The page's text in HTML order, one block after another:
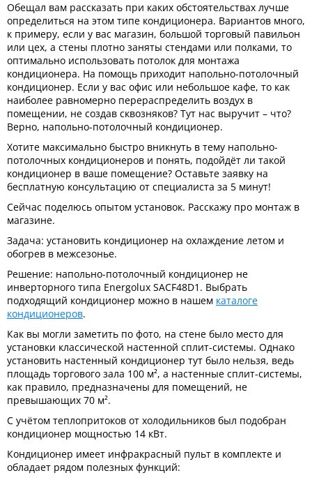
Обещал вам рассказать при каких обстоятельствах лучше
определиться на этом типе кондиционера. Вариантов много,
к примеру, если у вас магазин, большой торговый павильон
или цех, а стены плотно заняты стендами или полками, то
оптимально использовать потолок для монтажа
кондиционера. На помощь приходит напольно-потолочный
кондиционер. Если у вас офис или небольшое кафе, то как
наиболее равномерно перераспределить воздух в
помещении, не создав сквозняков? Тут нас выручит – что?
Верно, напольно-потолочный кондиционер.
Хотите максимально быстро вникнуть в тему напольно-
потолочных кондиционеров и понять, подойдёт ли такой
кондиционер в ваше помещение? Оставьте заявку на
бесплатную консультацию от специалиста за 5 минут!
Сейчас поделюсь опытом установок. Расскажу про монтаж в
магазине.
Задача: установить кондиционер на охлаждение летом и
обогрев в межсезонье.
Решение: напольно-потолочный кондиционер не
инверторного типа Energolux SACF48D1. Выбрать
подходящий кондиционер можно в нашем каталоге
кондиционеров.
Как вы могли заметить по фото, на стене было место для
установки классической настенной сплит-системы. Однако
установить настенный кондиционер тут было нельзя, ведь
площадь торгового зала 100 м², а настенные сплит-системы,
как правило, предназначены для помещений, не
превышающих 70 м².
С учётом теплопритоков от холодильников был подобран
кондиционер мощностью 14 кВт.
Кондиционер имеет инфракрасный пульт в комплекте и
обладает рядом полезных функций: